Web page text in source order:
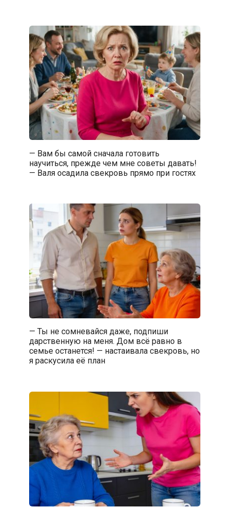
— Вам бы самой сначала готовить
научиться, прежде чем мне советы давать!
— Валя осадила свекровь прямо при гостях
— Ты не сомневайся даже, подпиши
дарственную на меня. Дом всё равно в
семье останется! — настаивала свекровь, но
я раскусила её план